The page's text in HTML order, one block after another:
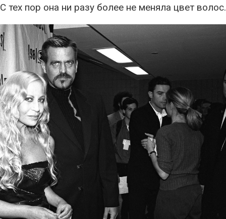
тех пор она ни разу более не меняла цвет волос.